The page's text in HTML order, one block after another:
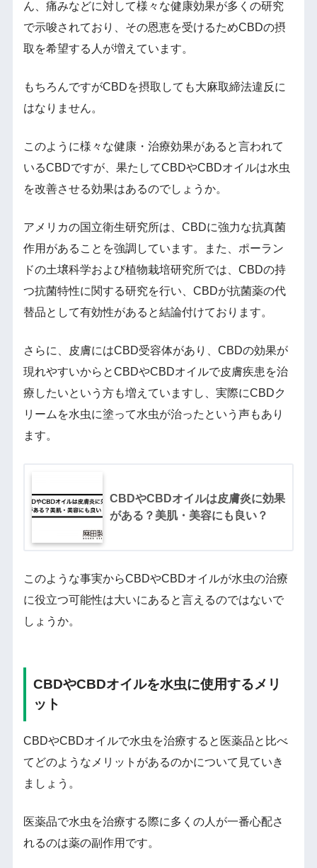
ん、痛みなどに対して様々な健康効果が多くの研究
で示唆されており、その恩恵を受けるためCBDの摂
取を希望する人が増えています。
もちろんですがCBDを摂取しても大麻取締法違反に
はなりません。
このように様々な健康・治療効果があると言われて
いるCBDですが、果たしてCBDやCBDオイルは水虫
を改善させる効果はあるのでしょうか。
アメリカの国立衛生研究所は、CBDに強力な抗真菌
作用があることを強調しています。また、ポーラン
ドの土壌科学および植物栽培研究所では、CBDの持
つ抗菌特性に関する研究を行い、CBDが抗菌薬の代
替品として有効性があると結論付けております。
さらに、皮膚にはCBD受容体があり、CBDの効果が
現れやすいからとCBDやCBDオイルで皮膚疾患を治
療したいという方も増えていますし、実際にCBDク
リームを水虫に塗って水虫が治ったという声もあり
ます。
CBDやCBDオイルは皮膚炎に効果
がある？美肌・美容にも良い？
このような事実からCBDやCBDオイルが水虫の治療
に役立つ可能性は大いにあると言えるのではないで
しょうか。
CBDやCBDオイルを水虫に使用するメリ
ット
CBDやCBDオイルで水虫を治療すると医薬品と比べ
てどのようなメリットがあるのかについて見ていき
ましょう。
医薬品で水虫を治療する際に多くの人が一番心配さ
れるのは薬の副作用です。